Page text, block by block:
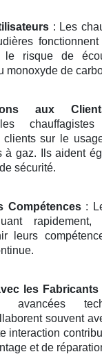
: Les
le risque de
monoxyde de
aux
clients sur le
à gaz. Ils aident
sécurité.
Compétences:
rapidement,
leurs
les Fabricants
avancées
souvent
interaction
et de